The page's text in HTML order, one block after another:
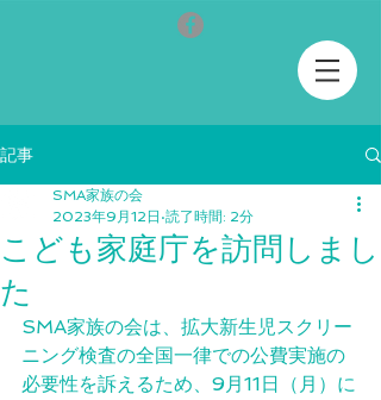
記事
こども家庭庁を訪問しまし
た
SMA家族の会
2023年9月12日 読了時間: 2分
SMA家族の会は、拡大新生児スクリー
ニング検査の全国一律での公費実施の
必要性を訴えるため、9月11日（月）に